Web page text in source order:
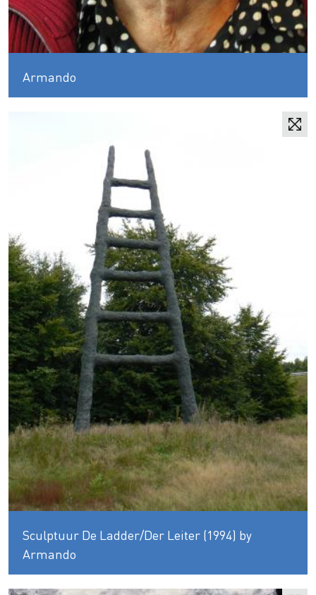
Armando
Sculptuur De Ladder/Der Leiter (1994) by
Armando